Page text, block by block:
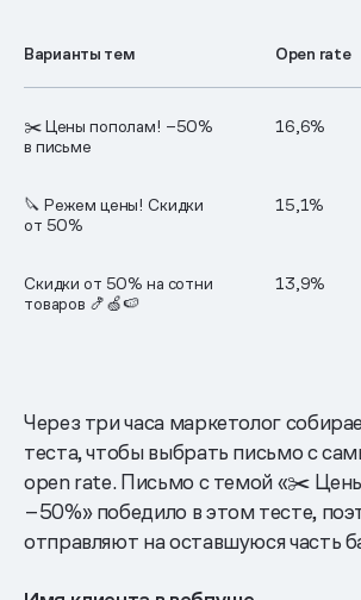
Варианты тем Open rate
✂️ Цены пополам! −50%
в письме
16,6%
🔪 Режем цены! Скидки
от 50%
15,1%
Скидки от 50% на сотни
товаров 🍤🍏🍉
13,9%
Через три часа маркетолог
теста, чтобы выбрать письмо с
open rate. Письмо с темой «✂️
−50%» победило в этом тесте,
отправляют на оставшуюся часть